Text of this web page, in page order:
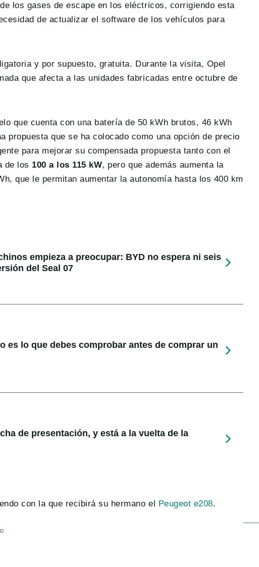
los gases de escape en los eléctricos, corrigiendo esta
de actualizar el software de los vehículos para
y por supuesto, gratuita. Durante la visita, Opel
que afecta a las unidades fabricadas entre octubre de
que cuenta con una batería de 50 kWh brutos, 46 kWh
propuesta que se ha colocado como una opción de precio
para mejorar su compensada propuesta tanto con el
de los 100 a los 115 kW, pero que además aumenta la
que le permitan aumentar la autonomía hasta los 400 km
empieza a preocupar: BYD no espera ni seis
del Seal 07
es lo que debes comprobar antes de comprar un
de presentación, y está a la vuelta de la
con la que recibirá su hermano el Peugeot e208.